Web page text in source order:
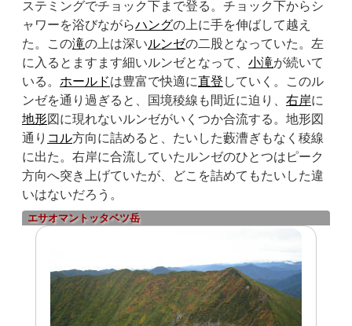
ステミングでチョック下まで登る。チョック下からシ
ャワーを浴びながらハングの上に手を伸ばして越え
た。この滝の上は深いルンゼの二股となっていた。左
に入るとますます細いルンゼとなって、 小滝が続いて
いる。 ホールドは豊富で快適に直登 していく。このル
ンゼを通り過ぎると、国境稜線も間近に迫り、 右岸に
地形図に現れないルンゼがいくつか合流する。地形図
通り コル方向に詰めると、たいした藪漕ぎもなく稜線
に出た。右岸に合流していたルンゼのひとつはピーク
方向へ突き上げていたが、どこを詰めてもたいした違
いはないだろう。
エサオマントッタベツ岳